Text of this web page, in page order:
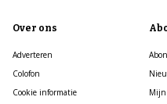
Over ons
Adverteren
Colofon
Cookie informatie
Mijn